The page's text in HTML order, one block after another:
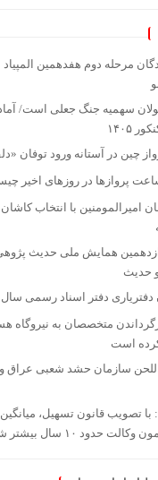
مرحله دوم هفدهمین المپیاد
سهمیه جنگ جعلی است/
۱۴۰۵
چین در آستانه ورود توفان
پروازها در روزهای اخیر
امیرالمومنین با انتخاب
همایش ملی حدیث
حدیث
دفتر اسناد رسمی سال ۱۴۰۵
متخصصان به نیروگاه
کرده است
سازمان حشد شعبی عراق
تصویب قانون تسهیل،
۱۰ سال بیشتر شده است